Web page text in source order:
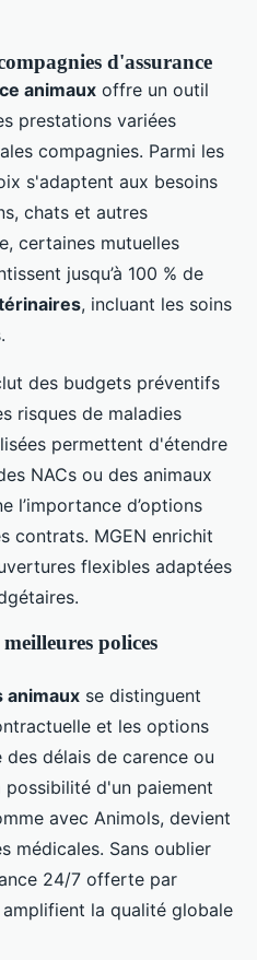
d'assurance
animaux offre un outil
prestations variées
compagnies. Parmi les
s'adaptent aux besoins
chats et autres
certaines mutuelles
jusqu’à 100 % de
, incluant les soins
des budgets préventifs
risques de maladies
permettent d'étendre
NACs ou des animaux
l’importance d’options
contrats. MGEN enrichit
flexibles adaptées
polices
animaux se distinguent
et les options
délais de carence ou
possibilité d'un paiement
avec Animols, devient
médicales. Sans oublier
24/7 offerte par
la qualité globale